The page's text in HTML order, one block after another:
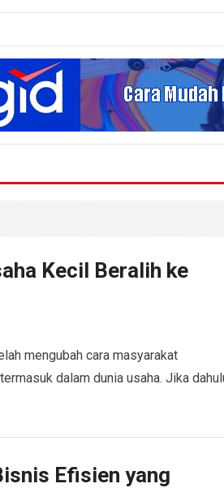
Kecil Beralih ke
mengubah cara masyarakat
dalam dunia usaha. Jika
Efisien yang